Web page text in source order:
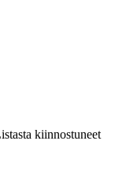
kiinnostuneet